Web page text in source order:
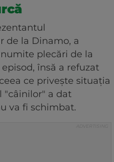
de la Dinamo, a
plecări de la
însă a refuzat
ce privește situația
"câinilor" a dat
va fi schimbat.